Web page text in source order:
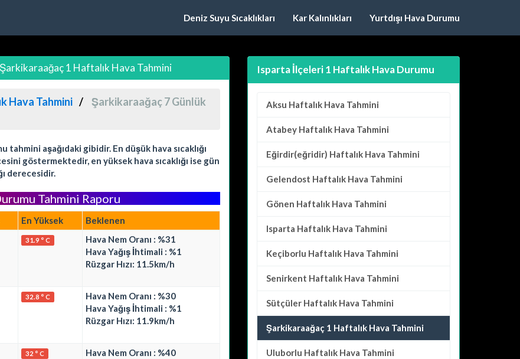
Deniz Suyu Sıcaklıkları Kar Kalınlıkları Yurtdışı Hava Durumu
1 Haftalık Hava Tahmini
Hava Tahmini
Şarkikaraağaç 7 Günlük
aşağıdaki gibidir. En düşük hava sıcaklığı
göstermektedir, en yüksek hava sıcaklığı ise gün
derecesidir.
Tahmini Raporu
En Yüksek
Beklenen
31.9 ° C
Hava Nem Oranı : %31
Hava Yağış İhtimali : %1
Rüzgar Hızı: 11.5km/h
32.8 ° C
Hava Nem Oranı : %30
Hava Yağış İhtimali : %1
Rüzgar Hızı: 11.9km/h
32 ° C
Hava Nem Oranı : %40
Isparta İlçeleri 1 Haftalık Hava Durumu
Aksu Haftalık Hava Tahmini
Atabey Haftalık Hava Tahmini
Eğirdir(eğridir) Haftalık Hava Tahmini
Gelendost Haftalık Hava Tahmini
Gönen Haftalık Hava Tahmini
Isparta Haftalık Hava Tahmini
Keçiborlu Haftalık Hava Tahmini
Senirkent Haftalık Hava Tahmini
Sütçüler Haftalık Hava Tahmini
Şarkikaraağaç 1 Haftalık Hava Tahmini
Uluborlu Haftalık Hava Tahmini